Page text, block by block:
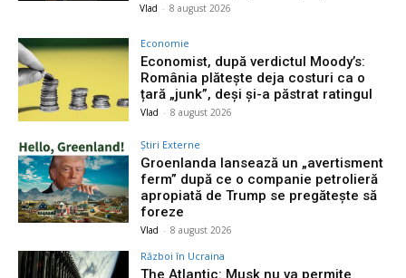
Vlad - 8 august 2026
Economie
Economist, după verdictul Moody’s:
România plătește deja costuri ca o
țară „junk”, deși și-a păstrat ratingul
Vlad - 8 august 2026
Știri Externe
Groenlanda lansează un „avertisment
ferm” după ce o companie petrolieră
apropiată de Trump se pregătește să
foreze
Vlad - 8 august 2026
Război în Ucraina
The Atlantic: Musk nu va permite